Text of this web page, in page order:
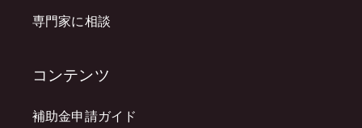
専門家に相談
コンテンツ
補助金申請ガイド